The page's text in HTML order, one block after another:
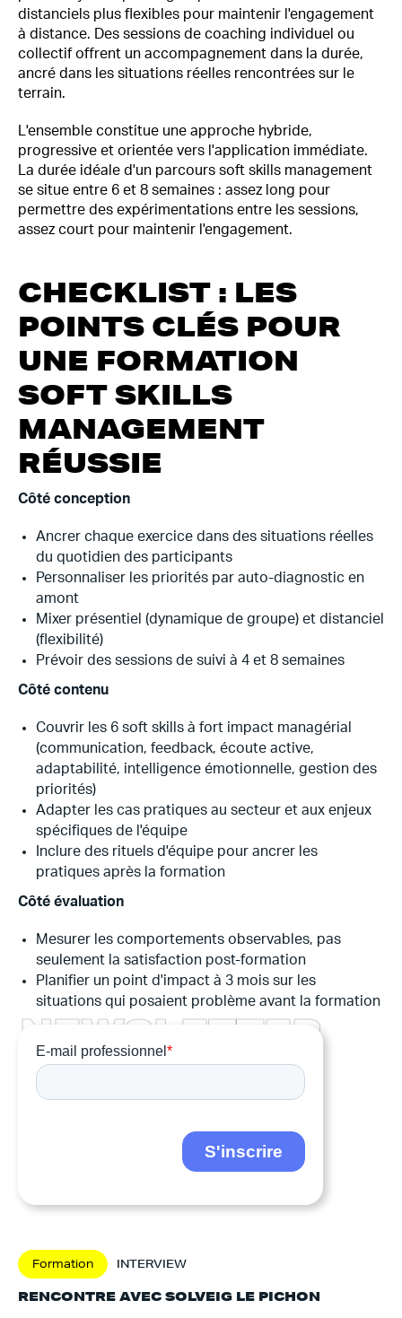
distanciels plus flexibles pour maintenir l'engagement
à distance. Des sessions de coaching individuel ou
collectif offrent un accompagnement dans la durée,
ancré dans les situations réelles rencontrées sur le
terrain.
L'ensemble constitue une approche hybride,
progressive et orientée vers l'application immédiate.
La durée idéale d'un parcours soft skills management
se situe entre 6 et 8 semaines : assez long pour
permettre des expérimentations entre les sessions,
assez court pour maintenir l'engagement.
CHECKLIST : LES
POINTS CLÉS POUR
UNE FORMATION
SOFT SKILLS
MANAGEMENT
RÉUSSIE
Côté conception
Ancrer chaque exercice dans des situations réelles
du quotidien des participants
Personnaliser les priorités par auto-diagnostic en
amont
Mixer présentiel (dynamique de groupe) et distanciel
(flexibilité)
Prévoir des sessions de suivi à 4 et 8 semaines
Côté contenu
Couvrir les 6 soft skills à fort impact managérial
(communication, feedback, écoute active,
adaptabilité, intelligence émotionnelle, gestion des
priorités)
Adapter les cas pratiques au secteur et aux enjeux
spécifiques de l'équipe
Inclure des rituels d'équipe pour ancrer les
pratiques après la formation
Côté évaluation
Mesurer les comportements observables, pas
seulement la satisfaction post-formation
Planifier un point d'impact à 3 mois sur les
situations qui posaient problème avant la formation
NEWSL ETTER
Formation INTERVIEW
RENCONTRE AVEC SOLVEIG LE PICHON